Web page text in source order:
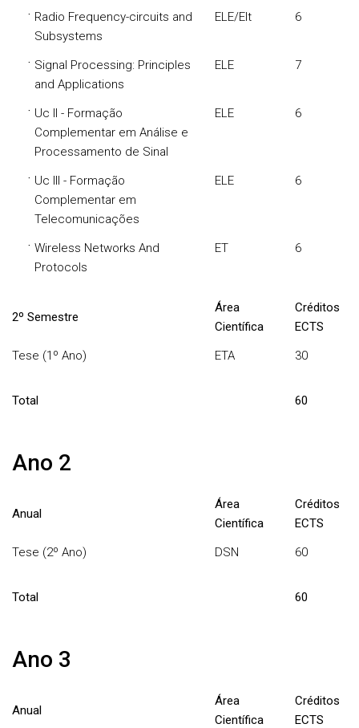
· Radio Frequency-circuits and
Subsystems
ELE/Elt 6
· Signal Processing: Principles
and Applications
ELE 7
· Uc II - Formação
Complementar em Análise e
Processamento de Sinal
ELE 6
· Uc III - Formação
Complementar em
Telecomunicações
ELE 6
· Wireless Networks And
Protocols
ET 6
2º Semestre
Área
Científica
Créditos
ECTS
Tese (1º Ano)
ETA 30
Total 60
Ano 2
Anual
Área
Científica
Créditos
ECTS
Tese (2º Ano)
DSN 60
Total 60
Ano 3
Anual
Área
Científica
Créditos
ECTS